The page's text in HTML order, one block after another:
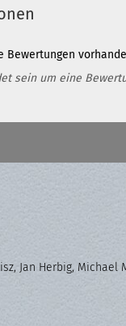
Bewertungen
sein um eine
Jan Herbig, Michael